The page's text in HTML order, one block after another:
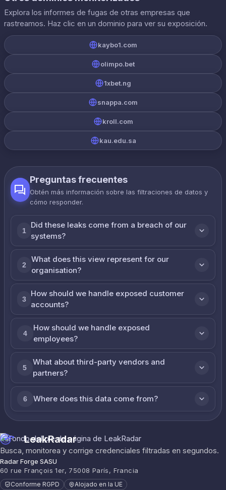
Explora los informes de fugas de otras empresas que
rastreamos. Haz clic en un dominio para ver su exposición.
kaybo1.com
olimpo.bet
1xbet.ng
snappa.com
kroll.com
kau.edu.sa
Preguntas frecuentes
Obtén más información sobre las filtraciones de datos y
cómo responder.
1
Did these leaks come from a breach of our
systems?
2
What does this view represent for our
organisation?
3
How should we handle exposed customer
accounts?
4
How should we handle exposed
employees?
5
What about third-party vendors and
partners?
6 Where does this data come from?
LeakRadar
Busca, monitorea y corrige credenciales filtradas en segundos.
Radar Forge SASU
60 rue François 1er, 75008 París, Francia
Conforme RGPD Alojado en la UE